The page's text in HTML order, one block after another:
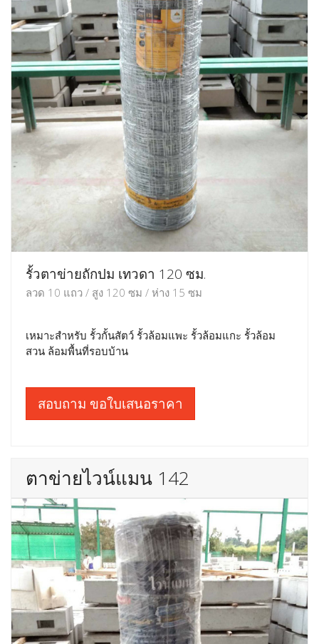
รั้วตาข่ายถักปม เทวดา 120 ซม.
ลวด 10 แถว / สูง 120 ซม / ห่าง 15 ซม
เหมาะสำหรับ รั้วกั้นสัตว์ รั้วล้อมแพะ รั้วล้อมแกะ รั้วล้อม
สวน ล้อมพื้นที่รอบบ้าน
สอบถาม ขอใบเสนอราคา
ตาข่ายไวน์แมน 142